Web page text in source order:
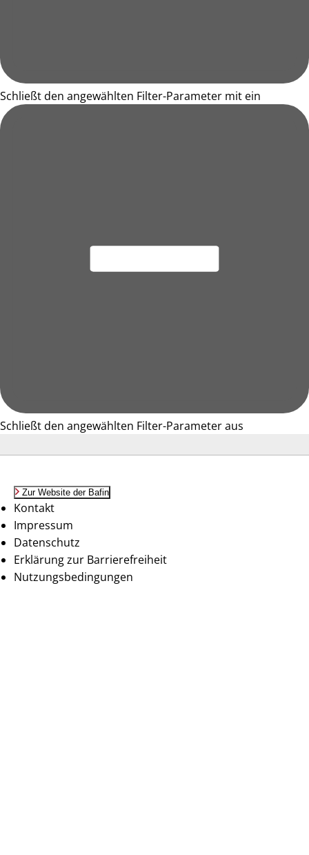
Schließt den angewählten Filter-Parameter mit ein
Schließt den angewählten Filter-Parameter aus
Zur Website der Bafin
Kontakt
Impressum
Datenschutz
Erklärung zur Barrierefreiheit
Nutzungsbedingungen